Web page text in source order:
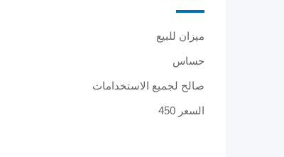
ميزان للبيع
حساس
صالح لجميع الاستخدامات
السعر 450